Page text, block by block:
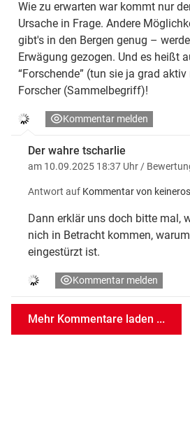
Wie zu erwarten war kommt nur
Ursache in Frage. Andere
gibt's in den Bergen genug –
Erwägung gezogen. Und es heißt
“Forschende” (tun sie ja grad
Forscher (Sammelbegriff)!
Kommentar melden
Der wahre tscharlie
am 10.09.2025 18:37 Uhr /
Antwort auf Kommentar von
Dann erklär uns doch bitte mal,
nich in Betracht kommen,
eingestürzt ist.
Kommentar melden
Mehr Kommentare laden ...